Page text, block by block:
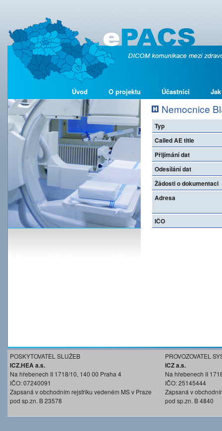
Úvod O projektu Účastníci
Nemocnice
Typ
Called AE title
Přijímání dat
Odesílání dat
Žádosti o dokumentaci
Adresa
IČO
POSKYTOVATEL SLUŽEB
ICZ.HEA a.s.
Na hřebenech II 1718/10, 140 00 Praha 4
IČO: 07240091
Zapsaná v obchodním rejstříku vedeném MS v Praze
pod sp.zn. B 23578
PROVOZOVATEL
ICZ a.s.
Na hřebenech II
IČO: 25145444
Zapsaná v
pod sp.zn. B 4840